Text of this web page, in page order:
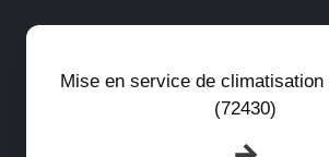
Mise en service de climatisation
(72430)